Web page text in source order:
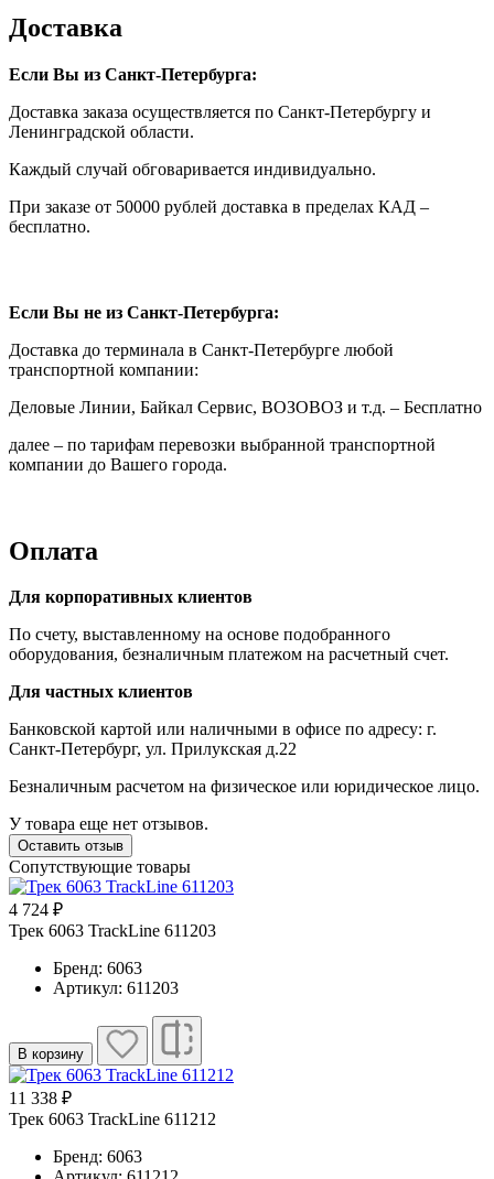
Доставка
Если Вы из Санкт-Петербурга:
Доставка заказа осуществляется по Санкт-Петербургу и
Ленинградской области.
Каждый случай обговаривается индивидуально.
При заказе от 50000 рублей доставка в пределах КАД –
бесплатно.
Если Вы не из Санкт-Петербурга:
Доставка до терминала в Санкт-Петербурге любой
транспортной компании:
Деловые Линии, Байкал Сервис, ВОЗОВОЗ и т.д. – Бесплатно
далее – по тарифам перевозки выбранной транспортной
компании до Вашего города.
Оплата
Для корпоративных клиентов
По счету, выставленному на основе подобранного
оборудования, безналичным платежом на расчетный счет.
Для частных клиентов
Банковской картой или наличными в офисе по адресу: г.
Санкт-Петербург, ул. Прилукская д.22
Безналичным расчетом на физическое или юридическое лицо.
У товара еще нет отзывов.
Оставить отзыв
Сопутствующие товары
4 724 ₽
Трек 6063 TrackLine 611203
Бренд: 6063
Артикул: 611203
В корзину
11 338 ₽
Трек 6063 TrackLine 611212
Бренд: 6063